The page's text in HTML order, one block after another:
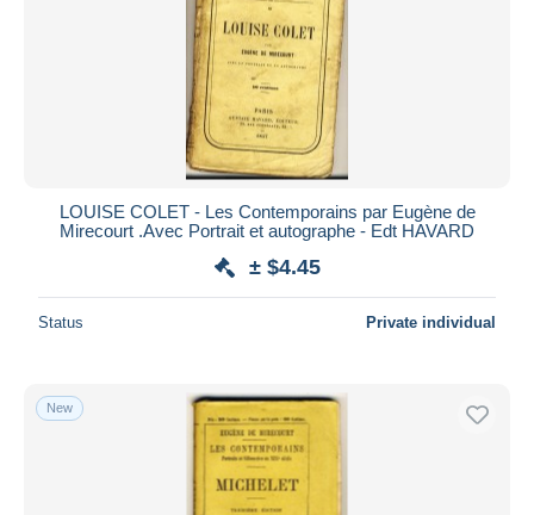
LOUISE COLET - Les Contemporains par Eugène de
Mirecourt .Avec Portrait et autographe - Edt HAVARD
± $4.45
Status Private individual
New